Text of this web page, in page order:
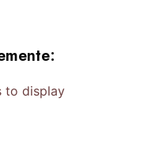
to display